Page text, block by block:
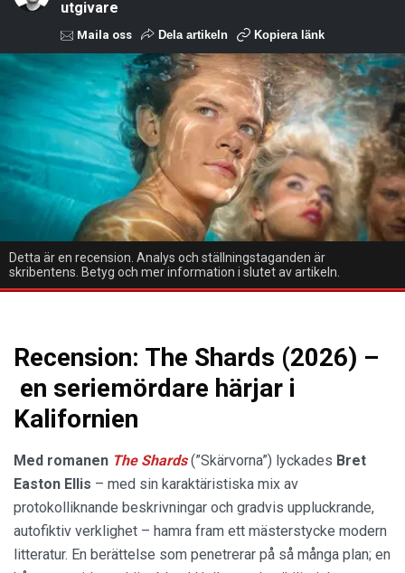
utgivare
Maila oss Dela artikeln Kopiera länk
Detta är en recension. Analys och ställningstaganden är
skribentens. Betyg och mer information i slutet av artikeln.
Recension: The Shards (2026) –
en seriemördare härjar i
Kalifornien
Med romanen The Shards(”Skärvorna”) lyckades Bret
Easton Ellis – med sin karaktäristiska mix av
protokolliknande beskrivningar och gradvis uppluckrande,
autofiktiv verklighet – hamra fram ett mästerstycke modern
litteratur. En berättelse som penetrerar på så många plan; en